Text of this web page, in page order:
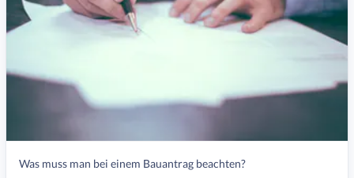
Smart Home Hausbauerfahrungen
Was muss man bei einem Bauantrag beachten?